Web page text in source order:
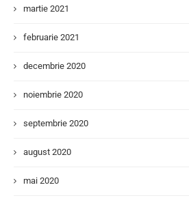
martie 2021
februarie 2021
decembrie 2020
noiembrie 2020
septembrie 2020
august 2020
mai 2020